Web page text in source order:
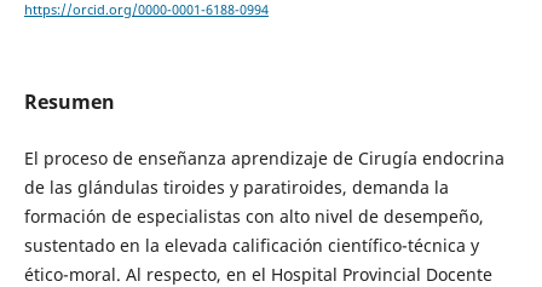
https://orcid.org/0000-0001-6188-0994
Resumen
El proceso de enseñanza aprendizaje de Cirugía endocrina
de las glándulas tiroides y paratiroides, demanda la
formación de especialistas con alto nivel de desempeño,
sustentado en la elevada calificación científico-técnica y
ético-moral. Al respecto, en el Hospital Provincial Docente